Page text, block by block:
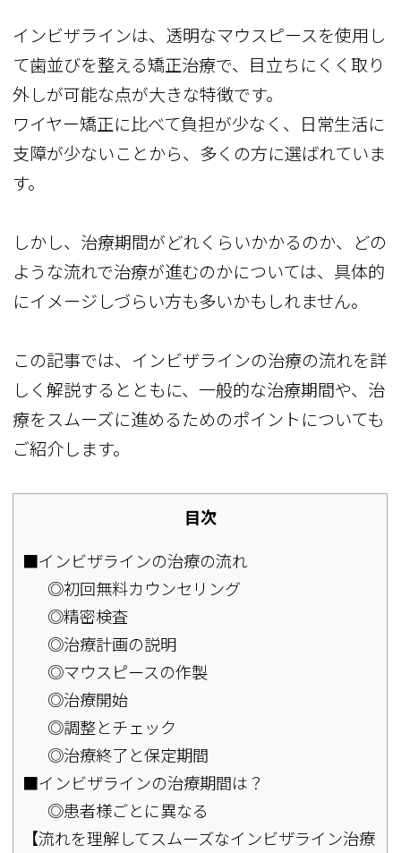
インビザラインは、透明なマウスピースを使用し
て歯並びを整える矯正治療で、目立ちにくく取り
外しが可能な点が大きな特徴です。
ワイヤー矯正に比べて負担が少なく、日常生活に
支障が少ないことから、多くの方に選ばれていま
す。
しかし、治療期間がどれくらいかかるのか、どの
ような流れで治療が進むのかについては、具体的
にイメージしづらい方も多いかもしれません。
この記事では、インビザラインの治療の流れを詳
しく解説するとともに、一般的な治療期間や、治
療をスムーズに進めるためのポイントについても
ご紹介します。
目次
■インビザラインの治療の流れ
◎初回無料カウンセリング
◎精密検査
◎治療計画の説明
◎マウスピースの作製
◎治療開始
◎調整とチェック
◎治療終了と保定期間
■インビザラインの治療期間は？
◎患者様ごとに異なる
【流れを理解してスムーズなインビザライン治療